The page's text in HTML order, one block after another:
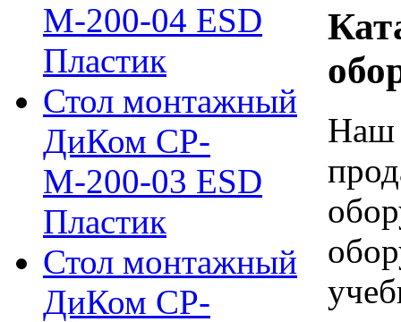
М-200-04 ESD
Пластик
Стол монтажный
ДиКом СР-
М-200-03 ESD
Пластик
Стол монтажный
ДиКом СР-
Наш